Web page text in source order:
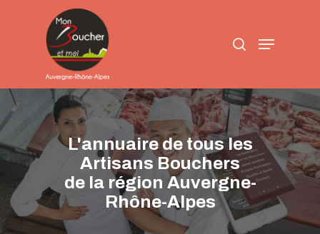
Menu
L'annuaire de tous les
Artisans Bouchers
de la région Auvergne-
Rhône-Alpes